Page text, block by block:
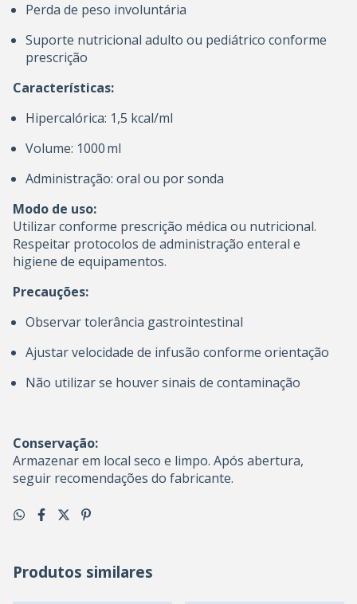
Perda de peso involuntária
Suporte nutricional adulto ou pediátrico conforme
prescrição
Características:
Hipercalórica: 1,5 kcal/ml
Volume: 1000 ml
Administração: oral ou por sonda
Modo de uso:
Utilizar conforme prescrição médica ou nutricional.
Respeitar protocolos de administração enteral e
higiene de equipamentos.
Precauções:
Observar tolerância gastrointestinal
Ajustar velocidade de infusão conforme orientação
Não utilizar se houver sinais de contaminação
Conservação:
Armazenar em local seco e limpo. Após abertura,
seguir recomendações do fabricante.
Produtos similares